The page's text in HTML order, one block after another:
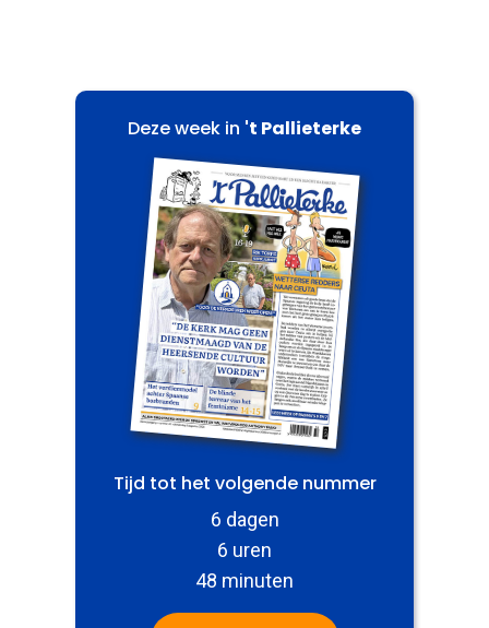
Deze week in 't Pallieterke
Tijd tot het volgende nummer
6 dagen
6 uren
48 minuten